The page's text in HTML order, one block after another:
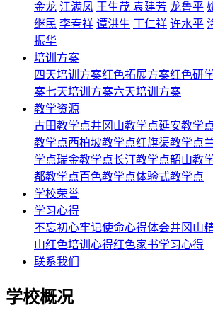
金龙 江满凤 王生茂 袁建芳 龙鲁平
继民 李春祥 谭洪生 丁仁祥 许水平
振华
培训方案
四天培训方案红色拓展方案红色研
案七天培训方案六天培训方案
教学资源
古田教学点井冈山教学点延安教学
教学点西柏坡教学点红旗渠教学点
学点瑞金教学点长汀教学点韶山教
都教学点百色教学点体验式教学点
学校荣誉
学习心得
不忘初心牢记使命心得体会井冈山
山红色培训心得红色家书学习心得
联系我们
学校概况